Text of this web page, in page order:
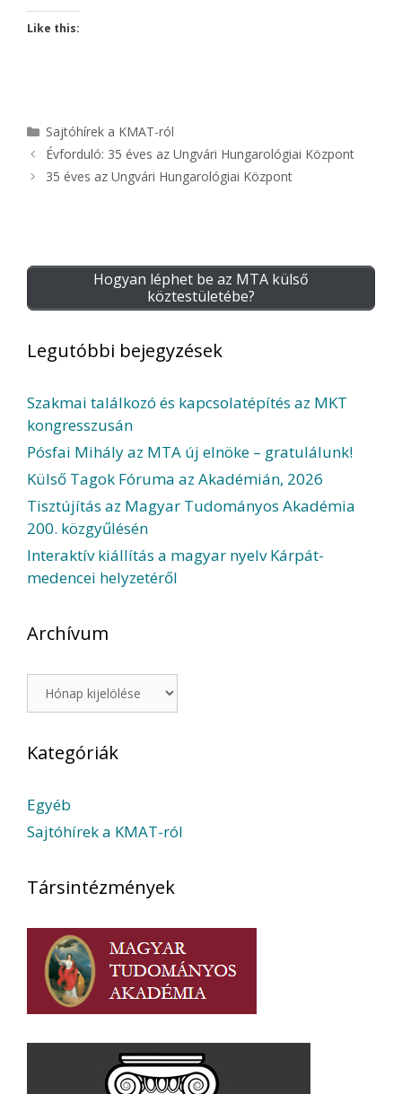
Like this:
Kategória
Sajtóhírek a KMAT-ról
Évforduló: 35 éves az Ungvári Hungarológiai Központ
35 éves az Ungvári Hungarológiai Központ
Hogyan léphet be az MTA külső
köztestületébe?
Legutóbbi bejegyzések
Szakmai találkozó és kapcsolatépítés az MKT
kongresszusán
Pósfai Mihály az MTA új elnöke – gratulálunk!
Külső Tagok Fóruma az Akadémián, 2026
Tisztújítás az Magyar Tudományos Akadémia
200. közgyűlésén
Interaktív kiállítás a magyar nyelv Kárpát-
medencei helyzetéről
Archívum
Archívum
Kategóriák
Egyéb
Sajtóhírek a KMAT-ról
Társintézmények